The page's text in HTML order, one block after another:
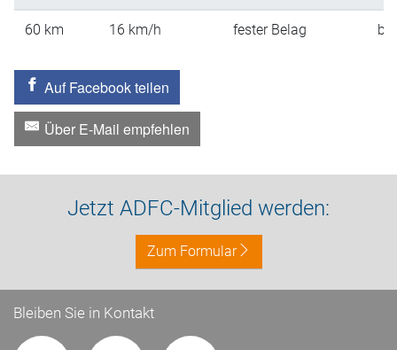
60 km 16 km/h fester Belag
Auf Facebook teilen
Über E-Mail empfehlen
Jetzt ADFC-Mitglied werden:
Zum Formular
Bleiben Sie in Kontakt